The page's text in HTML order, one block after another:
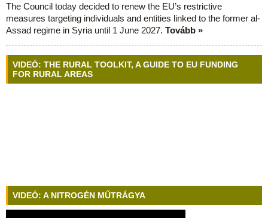
The Council today decided to renew the EU’s restrictive
measures targeting individuals and entities linked to the former al-
Assad regime in Syria until 1 June 2027. Tovább »
VIDEÓ: THE RURAL TOOLKIT, A GUIDE TO EU FUNDING
FOR RURAL AREAS
VIDEÓ: A NITROGÉN MŰTRÁGYA